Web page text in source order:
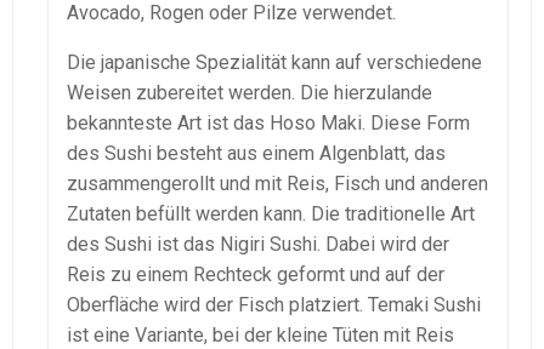
Avocado, Rogen oder Pilze verwendet.
Die japanische Spezialität kann auf verschiedene
Weisen zubereitet werden. Die hierzulande
bekannteste Art ist das Hoso Maki. Diese Form
des Sushi besteht aus einem Algenblatt, das
zusammengerollt und mit Reis, Fisch und anderen
Zutaten befüllt werden kann. Die traditionelle Art
des Sushi ist das Nigiri Sushi. Dabei wird der
Reis zu einem Rechteck geformt und auf der
Oberfläche wird der Fisch platziert. Temaki Sushi
ist eine Variante, bei der kleine Tüten mit Reis